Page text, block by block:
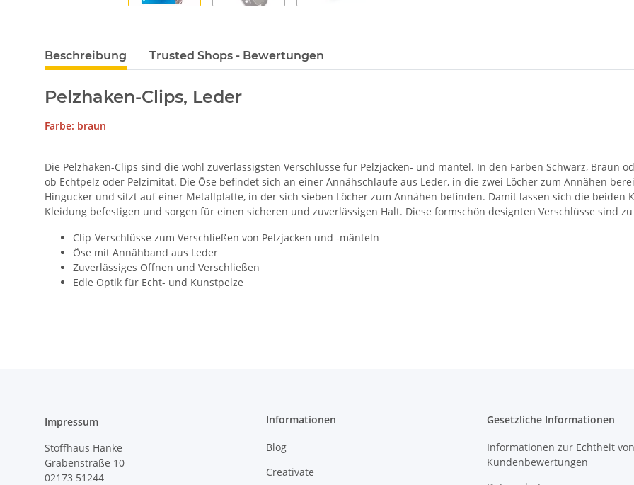
Beschreibung Trusted Shops - Bewertungen
Pelzhaken-Clips, Leder
Farbe: braun
Die Pelzhaken-Clips sind die wohl zuverlässigsten Verschlüsse für Pelzjacken- und mäntel. In den Farben Schwarz, Braun
ob Echtpelz oder Pelzimitat. Die Öse befindet sich an einer Annähschlaufe aus Leder, in die zwei Löcher zum Annähen
Hingucker und sitzt auf einer Metallplatte, in der sich sieben Löcher zum Annähen befinden. Damit lassen sich die
Kleidung befestigen und sorgen für einen sicheren und zuverlässigen Halt. Diese formschön designten Verschlüsse sind
Clip-Verschlüsse zum Verschließen von Pelzjacken und -mänteln
Öse mit Annähband aus Leder
Zuverlässiges Öffnen und Verschließen
Edle Optik für Echt- und Kunstpelze
Impressum
Stoffhaus Hanke
Grabenstraße 10
02173 51244
Informationen
Blog
Creativate
Gesetzliche Informationen
Informationen zur Echtheit von
Kundenbewertungen